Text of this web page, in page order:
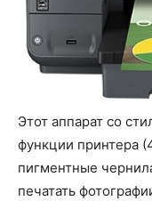
Этот аппарат со
функции принтера
пигментные
печатать